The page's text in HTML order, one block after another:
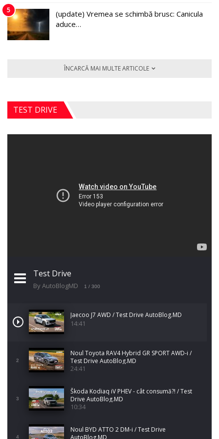
5
(update) Vremea se schimbă brusc: Canicula
aduce…
ÎNCARCĂ MAI MULTE ARTICOLE
TEST DRIVE
Test Drive
By AutoBlogMD 1 / 300
Jaecoo J7 AWD / Test Drive AutoBlog.MD
14:41
2
Noul Toyota RAV4 Hybrid GR SPORT AWD-i /
Test Drive AutoBlog.MD
24:41
3
Škoda Kodiaq iV PHEV - cât consumă?! / Test
Drive AutoBlog.MD
10:34
4
Noul BYD ATTO 2 DM-i / Test Drive
AutoBlog.MD